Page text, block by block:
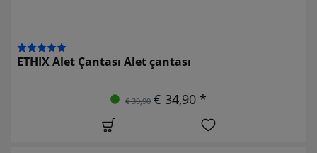
ETHIX Alet Çantası Alet çantası
€ 39,90 € 34,90 *